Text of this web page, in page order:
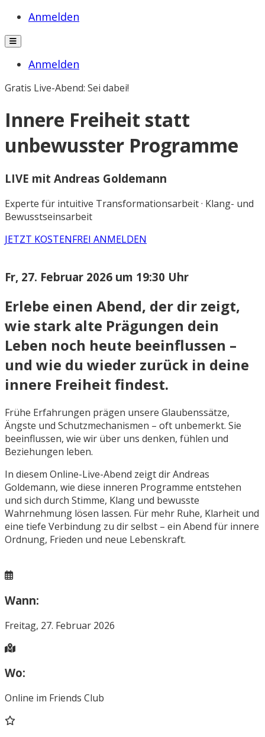
Anmelden
Anmelden
Gratis Live-Abend: Sei dabei!
Innere Freiheit statt
unbewusster Programme
LIVE mit Andreas Goldemann
Experte für intuitive Transformationsarbeit · Klang- und
Bewusstseinsarbeit
JETZT KOSTENFREI ANMELDEN
Fr, 27. Februar 2026 um 19:30 Uhr
Erlebe einen Abend, der dir zeigt,
wie stark alte Prägungen dein
Leben noch heute beeinflussen –
und wie du wieder zurück in deine
innere Freiheit findest.
Frühe Erfahrungen prägen unsere Glaubenssätze,
Ängste und Schutzmechanismen – oft unbemerkt. Sie
beeinflussen, wie wir über uns denken, fühlen und
Beziehungen leben.
In diesem Online-Live-Abend zeigt dir Andreas
Goldemann, wie diese inneren Programme entstehen
und sich durch Stimme, Klang und bewusste
Wahrnehmung lösen lassen. Für mehr Ruhe, Klarheit und
eine tiefe Verbindung zu dir selbst – ein Abend für innere
Ordnung, Frieden und neue Lebenskraft.
Wann:
Freitag, 27. Februar 2026
Wo:
Online im Friends Club